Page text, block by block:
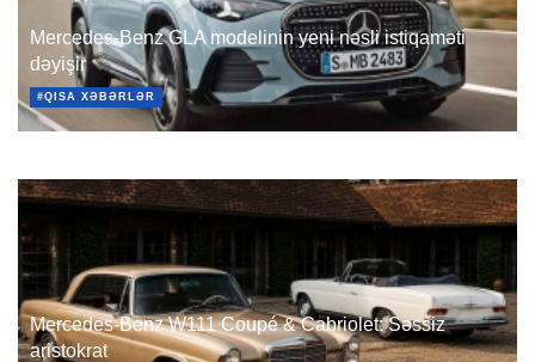
Mercedes-Benz GLA modelinin yeni nəsli istiqaməti
dəyişir
#QISA XƏBƏRLƏR
Mercedes-Benz W111 Coupé & Cabriolet: Səssiz
aristokrat